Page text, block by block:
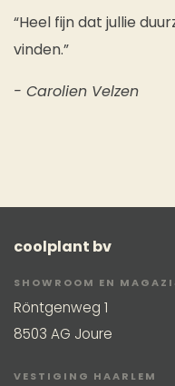
“Heel fijn dat jullie
vinden.”
- Carolien Velzen
coolplant bv
SHOWROOM EN
Röntgenweg 1
8503 AG Joure
VESTIGING HAARLEM